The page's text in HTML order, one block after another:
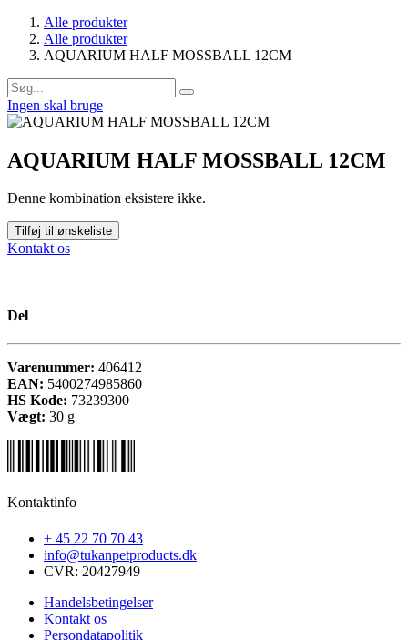
Alle produkter
Alle produkter
AQUARIUM HALF MOSSBALL 12CM
Ingen skal bruge
AQUARIUM HALF MOSSBALL 12CM
Denne kombination eksistere ikke.
Tilføj til ønskeliste
Kontakt os
Del
Varenummer: 406412
EAN: 5400274985860
HS Kode: 73239300
Vægt: 30 g
Kontaktinfo
+ 45 22 70 70 43
info@tukanpetproducts.dk
CVR: 20427949
Handelsbetingelser
Kontakt os
Persondatapolitik